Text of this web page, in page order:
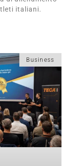
italiani.
Business